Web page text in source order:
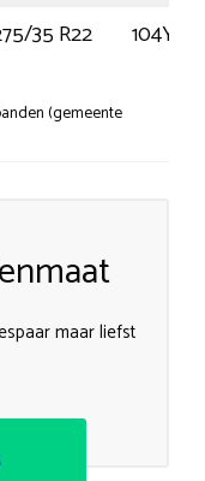
35 R22 104Y
(gemeente
maar liefst